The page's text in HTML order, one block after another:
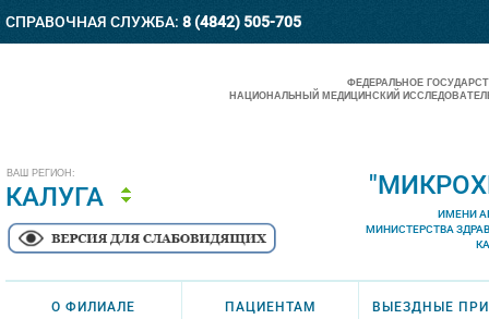
СПРАВОЧНАЯ СЛУЖБА: 8 (4842) 505-705
ВАШ РЕГИОН:
КАЛУГА
ФЕДЕРАЛЬНОЕ
НАЦИОНАЛЬНЫЙ МЕДИЦИНСКИЙ
ИМЕНИ
МИНИСТЕРСТВА
О ФИЛИАЛЕ ПАЦИЕНТАМ ВЫЕЗДНЫЕ